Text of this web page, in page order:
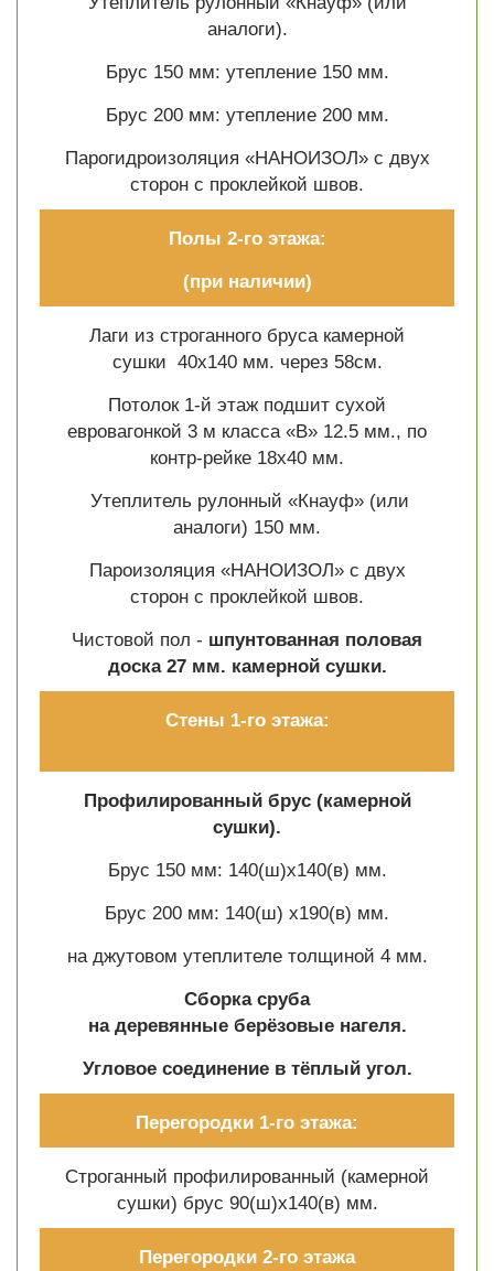
аналоги).
Брус 150 мм: утепление 150 мм.
Брус 200 мм: утепление 200 мм.
Парогидроизоляция «НАНОИЗОЛ» с двух
сторон с проклейкой швов.
Полы 2-го этажа:
(при наличии)
Лаги из строганного бруса камерной
сушки 40х140 мм. через 58см.
Потолок 1-й этаж подшит сухой
евровагонкой 3 м класса «В» 12.5 мм., по
контр-рейке 18х40 мм.
Утеплитель рулонный «Кнауф» (или
аналоги) 150 мм.
Пароизоляция «НАНОИЗОЛ» с двух
сторон с проклейкой швов.
Чистовой пол - шпунтованная половая
доска 27 мм. камерной сушки.
Стены 1-го этажа:
Профилированный брус (камерной
сушки).
Брус 150 мм: 140(ш)х140(в) мм.
Брус 200 мм: 140(ш) х190(в) мм.
на джутовом утеплителе толщиной 4 мм.
Сборка сруба
на деревянные берёзовые нагеля.
Угловое соединение в тёплый угол.
Перегородки 1-го этажа:
Строганный профилированный (камерной
сушки) брус 90(ш)х140(в) мм.
Перегородки 2-го этажа